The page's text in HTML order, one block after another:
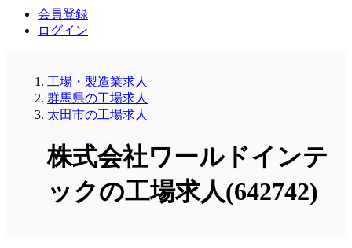
会員登録
ログイン
工場・製造業求人
群馬県の工場求人
太田市の工場求人
株式会社ワールドインテ
ックの工場求人(642742)